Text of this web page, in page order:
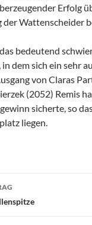
Erfolg
Wattenscheider
bedeutend
dem sich ein sehr
von Claras
(2052) Remis
sicherte, so
liegen.